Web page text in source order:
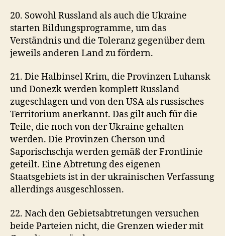
20. Sowohl Russland als auch die Ukraine
starten Bildungsprogramme, um das
Verständnis und die Toleranz gegenüber dem
jeweils anderen Land zu fördern.
21. Die Halbinsel Krim, die Provinzen Luhansk
und Donezk werden komplett Russland
zugeschlagen und von den USA als russisches
Territorium anerkannt. Das gilt auch für die
Teile, die noch von der Ukraine gehalten
werden. Die Provinzen Cherson und
Saporischschja werden gemäß der Frontlinie
geteilt. Eine Abtretung des eigenen
Staatsgebiets ist in der ukrainischen Verfassung
allerdings ausgeschlossen.
22. Nach den Gebietsabtretungen versuchen
beide Parteien nicht, die Grenzen wieder mit